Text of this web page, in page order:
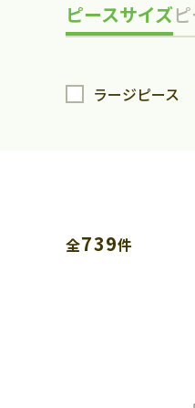
ピースサイズ
ラージピース
全739件